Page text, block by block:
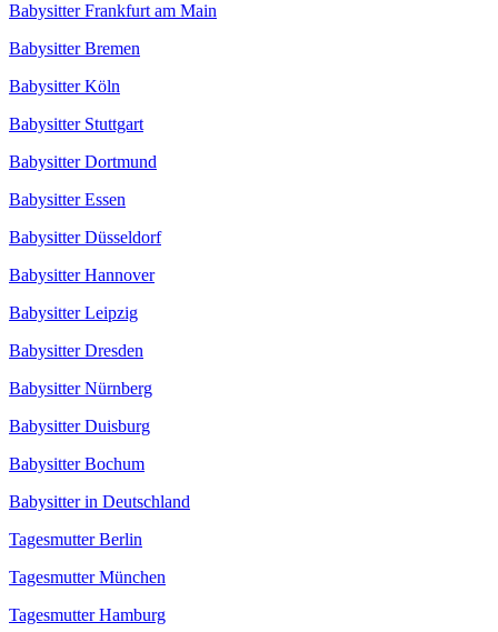
Babysitter Frankfurt am Main
Babysitter Bremen
Babysitter Köln
Babysitter Stuttgart
Babysitter Dortmund
Babysitter Essen
Babysitter Düsseldorf
Babysitter Hannover
Babysitter Leipzig
Babysitter Dresden
Babysitter Nürnberg
Babysitter Duisburg
Babysitter Bochum
Babysitter in Deutschland
Tagesmutter Berlin
Tagesmutter München
Tagesmutter Hamburg